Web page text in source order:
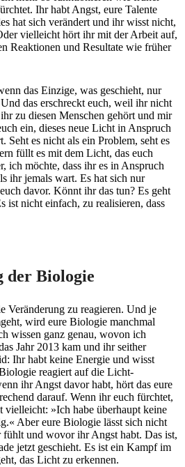
Ihr habt Angst, eure Talente
hat sich verändert und ihr wisst nicht,
vielleicht hört ihr mit der Arbeit auf,
Reaktionen und Resultate wie früher
das Einzige, was geschieht, nur
das erschreckt euch, weil ihr nicht
zu diesen Menschen gehört und mir
ein, dieses neue Licht in Anspruch
Seht es nicht als ein Problem, seht es
füllt es mit dem Licht, das euch
ich möchte, dass ihr es in Anspruch
ihr jemals wart. Es hat sich nur
davor. Könnt ihr das tun? Es geht
ist nicht einfach, zu realisieren, dass
der Biologie
Veränderung zu reagieren. Und je
wird eure Biologie manchmal
wissen ganz genau, wovon ich
Jahr 2013 kam und ihr seither
Ihr habt keine Energie und wisst
reagiert auf die Licht-
ihr Angst davor habt, hört das eure
darauf. Wenn ihr euch fürchtet,
vielleicht: »Ich habe überhaupt keine
Aber eure Biologie lässt sich nicht
fühlt und wovor ihr Angst habt. Das ist,
jetzt geschieht. Es ist ein Kampf im
das Licht zu erkennen.